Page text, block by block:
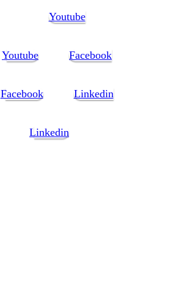
Youtube
Youtube Facebook
Facebook Linkedin
Linkedin